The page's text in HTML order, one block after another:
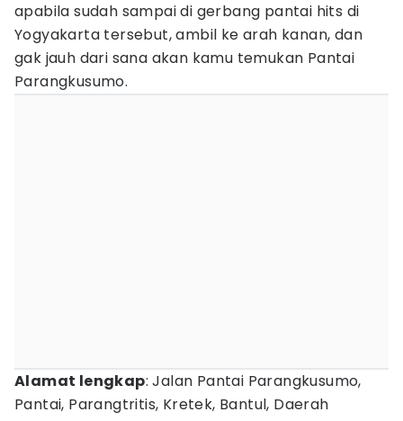
apabila sudah sampai di gerbang pantai hits di
Yogyakarta tersebut, ambil ke arah kanan, dan
gak jauh dari sana akan kamu temukan Pantai
Parangkusumo.
Alamat lengkap: Jalan Pantai Parangkusumo,
Pantai, Parangtritis, Kretek, Bantul, Daerah